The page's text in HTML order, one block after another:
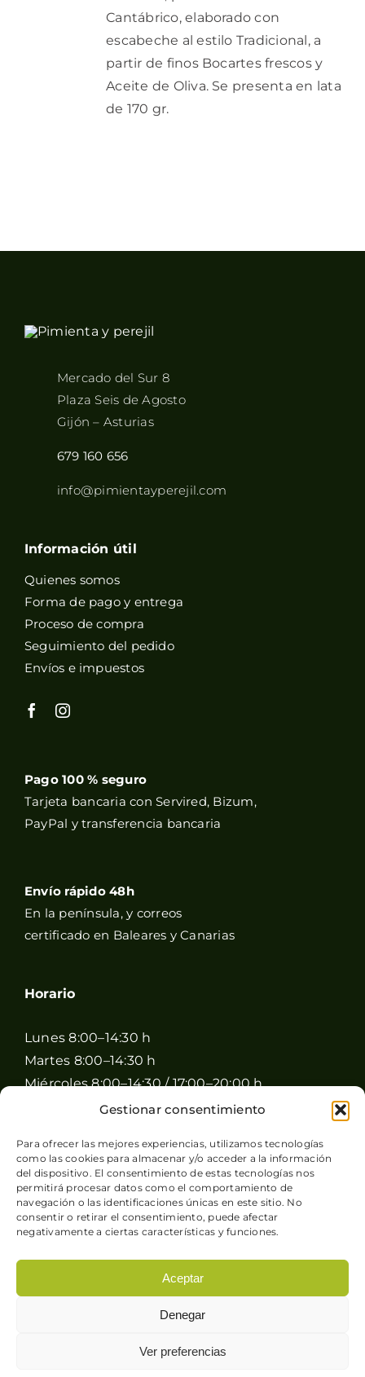
Gestionar consentimiento
Para ofrecer las mejores experiencias, utilizamos tecnologías
como las cookies para almacenar y/o acceder a la información
del dispositivo. El consentimiento de estas tecnologías nos
permitirá procesar datos como el comportamiento de
navegación o las identificaciones únicas en este sitio. No
consentir o retirar el consentimiento, puede afectar
negativamente a ciertas características y funciones.
Aceptar
Denegar
Ver preferencias
Cantábrico, elaborado con
escabeche al estilo Tradicional, a
partir de finos Bocartes frescos y
Aceite de Oliva. Se presenta en lata
de 170 gr.
Mercado del Sur 8
Plaza Seis de Agosto
Gijón – Asturias
679 160 656
info@pimientayperejil.com
Información útil
Quienes somos
Forma de pago y entrega
Proceso de compra
Seguimiento del pedido
Envíos e impuestos
Pago 100 % seguro
Tarjeta bancaria con Servired, Bizum,
PayPal y transferencia bancaria
Envío rápido 48h
En la península, y correos
certificado en Baleares y Canarias
Horario
Lunes 8:00–14:30 h
Martes 8:00–14:30 h
Miércoles 8:00–14:30 / 17:00–20:00 h
Jueves 8:00–14:30 / 17:00–20:00 h
Sábado 8:00–15:00 h
Domingo Cerrado
Condiciones generales de
Política de cookies| Sitio web desarrollado